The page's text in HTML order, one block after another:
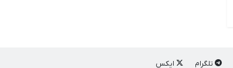
تلگرام ایکس